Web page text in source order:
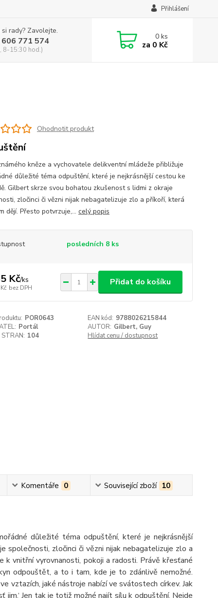
Přihlášení
rady? Zavolejte.
771 574
8-15:30 hod.)
0ks
za 0 Kč
Ohodnotit produkt
kněze a vychovatele delikventní mládeže přibližuje
důležité téma odpuštění, které je nejkrásnější cestou ke
Gilbert skrze svou bohatou zkušenost s lidmi z okraje
zločinci či vězni nijak nebagatelizuje zlo a příkoří, která
dějí. Přesto potvrzuje,... celý popis
posledních 8 ks
Kč/ks
bez DPH
Přidat do košíku
POR0643 EAN kód: 9788026215844
Portál AUTOR: Gilbert, Guy
STRAN: 104 Hlídat cenu / dostupnost
Komentáře 0 Související zboží 10
důležité téma odpuštění, které je nejkrásnější
zločinci či vězni nijak nebagatelizuje zlo a
vnitřní vyrovnanosti, pokoji a radosti. Právě křesťané
odpouštět, a to i tam, kde je to zdánlivě nemožné.
vztazích, jaké nástroje nabízí ve svátostech církev. Jak
jim.‘ Jen tak je totiž možné najít sílu k odpuštění. Nejde